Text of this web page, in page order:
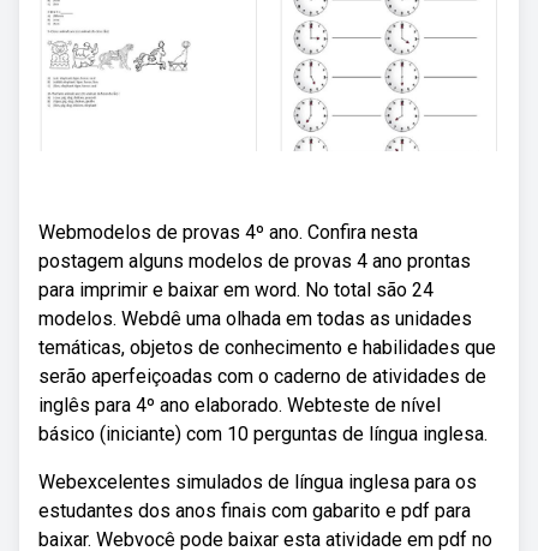
Webmodelos de provas 4º ano. Confira nesta
postagem alguns modelos de provas 4 ano prontas
para imprimir e baixar em word. No total são 24
modelos. Webdê uma olhada em todas as unidades
temáticas, objetos de conhecimento e habilidades que
serão aperfeiçoadas com o caderno de atividades de
inglês para 4º ano elaborado. Webteste de nível
básico (iniciante) com 10 perguntas de língua inglesa.
Webexcelentes simulados de língua inglesa para os
estudantes dos anos finais com gabarito e pdf para
baixar. Webvocê pode baixar esta atividade em pdf no